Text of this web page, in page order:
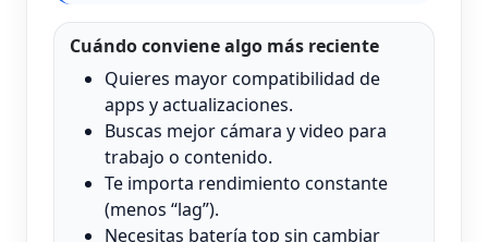
Cuándo conviene algo más reciente
Quieres mayor compatibilidad de
apps y actualizaciones.
Buscas mejor cámara y video para
trabajo o contenido.
Te importa rendimiento constante
(menos “lag”).
Necesitas batería top sin cambiar